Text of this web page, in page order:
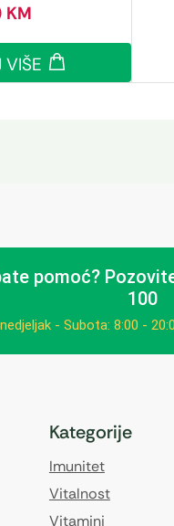
KM
VIŠE
pomoć?
100
- Subota: 8:00 -
Kategorije
Imunitet
Vitalnost
Vitamini